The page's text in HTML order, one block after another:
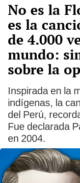
No es la
es la
de 4.000
mundo:
sobre la
Inspirada en la
indígenas, la
del Perú,
Fue declarada
en 2004.